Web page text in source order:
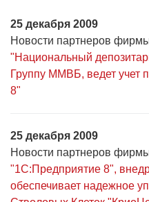
25 декабря 2009
Новости партнеров
"Национальный
Группу ММВБ, ведет учет
8"
25 декабря 2009
Новости партнеров
"1С:Предприятие 8",
обеспечивает надежное